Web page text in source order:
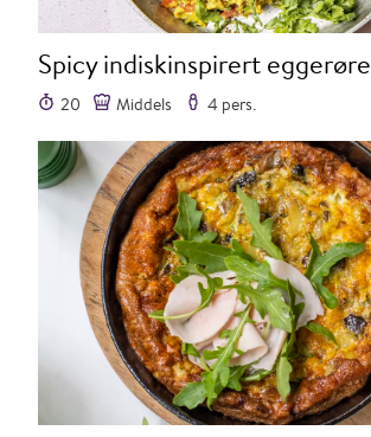
Spicy indiskinspirert eggerøre
20 Middels 4 pers.